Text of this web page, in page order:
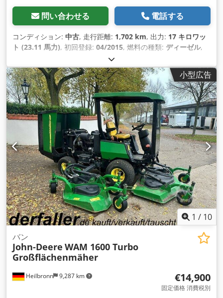
問い合わせる 電話する
コンディション: 中古, 走行距離: 1,702 km, 出力: 17 キロワッ
ト (23.11 馬力), 初回登録: 04/2015, 燃料の種類: ディーゼル,
1,550 kg（キログラム）
チック, サスペンション:その他, 座席数:4, 稼働時間:1,702 h,
装備:トレーラー連結装置, 全輪駆動, 小型広告
1 / 10
Heilbronn 9,287 km
バン
John-Deere WAM 1600 Turbo
Großflächenmäher
€14,900
固定価格 消費税別